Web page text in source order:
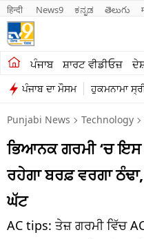
हिन्दी News9 ಕನ್ನಡ తెలుగు
ਪੰਜਾਬ ਸ਼ਾਰਟ ਵੀਡੀਓਜ਼
ਪੰਜਾਬ ਦਾ ਮੌਸਮ ਹੁਕਮਨਾਮਾ
ਖੇਤੀਬਾੜੀ
ਸ਼ਾਰਟ ਵੀਡੀਓਜ਼
ਕਾਰੋਬਾਰ
ਕਰਿਅਰ
ਦੇਸ਼
Punjabi News Technology
ਭਿਆਨਕ ਗਰਮੀ ‘ਚ ਇਸ
ਰਹੇਗਾ ਬਰਫ਼ ਵਰਗਾ
ਘੱਟ
AC tips: ਤੇਜ਼ ਗਰਮੀ ਵਿੱਚ